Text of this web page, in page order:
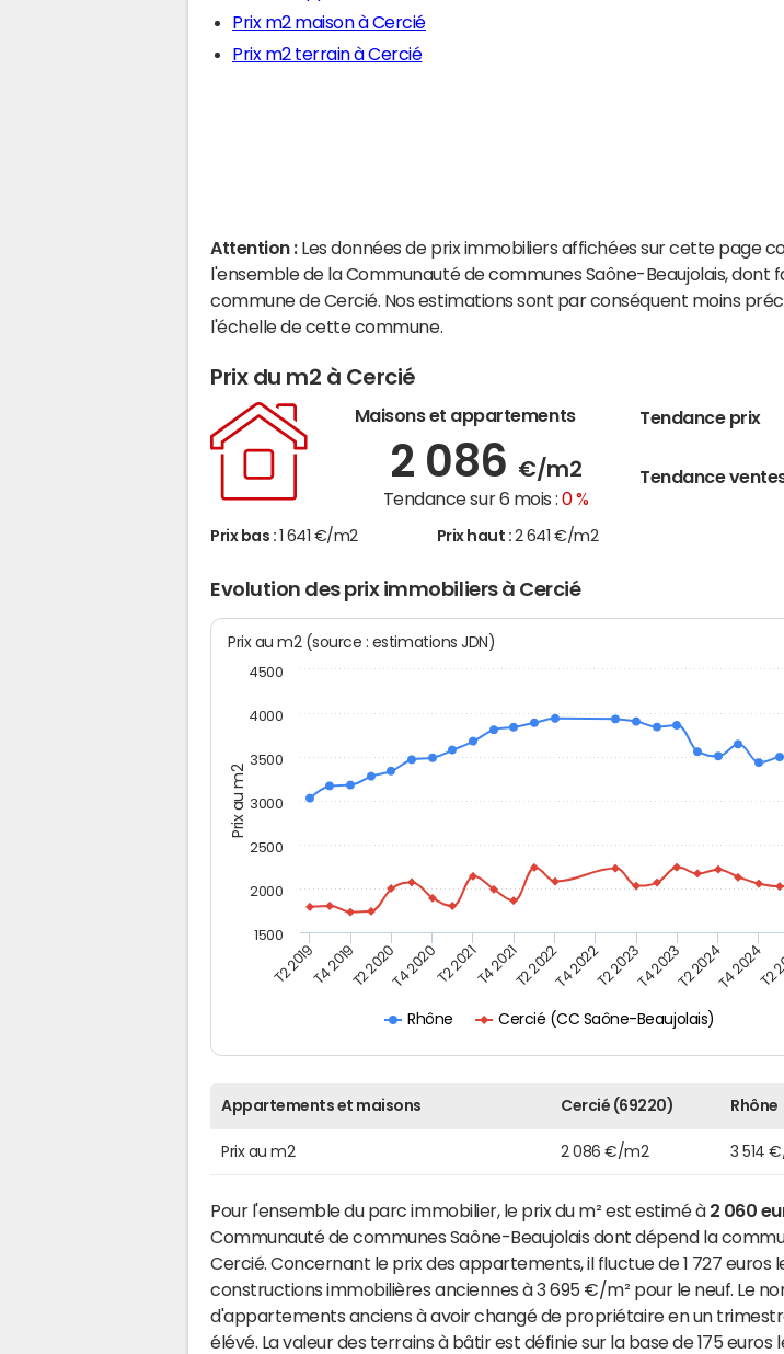
Prix m2 maison à Cercié
Prix m2 terrain à Cercié
Attention : Les données de prix immobiliers affichées sur cette page
l'ensemble de la Communauté de communes Saône-Beaujolais, dont
commune de Cercié. Nos estimations sont par conséquent moins
l'échelle de cette commune.
Prix du m2 à Cercié
Maisons et appartements
2 086 €/m2
Tendance sur 6 mois :0 %
Tendance prix
Tendance
Prix bas : 1 641 €/m2 Prix haut : 2 641 €/m2
Evolution des prix immobiliers à Cercié
Prix au m2
Prix au m2 (source : estimations JDN)
Rhône Cercié (CC Saône-Beaujolais)
T2 2019T4 2019T2 2020T4 2020T2 2021T4 2021T2 2022T4 2022T2 2023T4 2023T2 2024T4 2024T2
1500
2000
2500
3000
3500
4000
4500
Appartements et maisons Cercié (69220) Rhône
Prix au m2 2 086 €/m2 3 514
Pour l'ensemble du parc immobilier, le prix du m² est estimé à 2 060
Communauté de communes Saône-Beaujolais dont dépend la
Cercié. Concernant le prix des appartements, il fluctue de 1 727 euros
constructions immobilières anciennes à 3 695 €/m² pour le neuf. Le
d'appartements anciens à avoir changé de propriétaire en un
élévé. La valeur des terrains à bâtir est définie sur la base de 175 euros